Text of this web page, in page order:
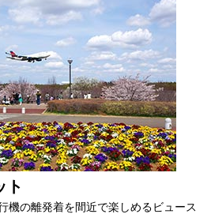
ト
機の離発着を間近で楽しめるビュース